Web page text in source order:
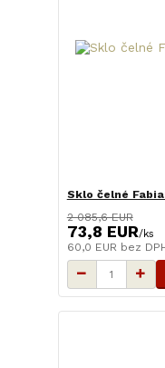
Sklo čelné
2 085,6 EUR
73,8 EUR/ks
60,0 EUR bez